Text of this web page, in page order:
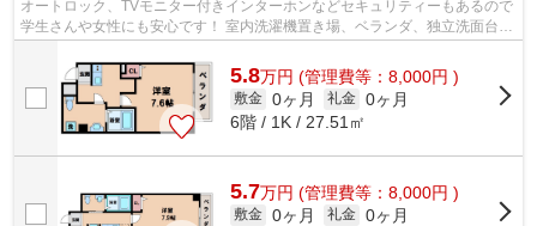
オートロック、TVモニター付きインターホンなどセキュリティーもあるので
学生さんや女性にも安心です！ 室内洗濯機置き場、ベランダ、独立洗面台な
5.8万円 (管理費等：8,000円 )
敷金 0ヶ月 礼金 0ヶ月
6階 / 1K / 27.51㎡
5.7万円 (管理費等：8,000円 )
敷金 0ヶ月 礼金 0ヶ月